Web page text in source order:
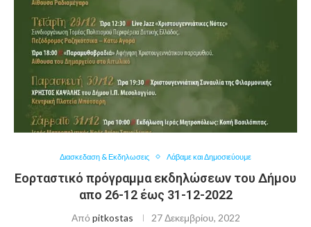
Διασκεδαση & Εκδηλωσεις Λάβαμε και Δημοσιεύουμε
Εορταστικό πρόγραμμα εκδηλώσεων του Δήμου
απο 26-12 έως 31-12-2022
Από pitkostas 27 Δεκεμβρίου, 2022